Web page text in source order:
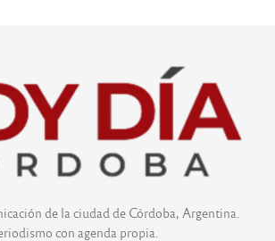
de la ciudad de Córdoba, Argentina.
con agenda propia.